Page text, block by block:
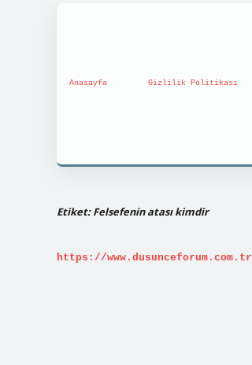
Anasayfa Gizlilik Politikası
Etiket:Felsefenin atası kimdir
https://www.dusunceforum.com.tr